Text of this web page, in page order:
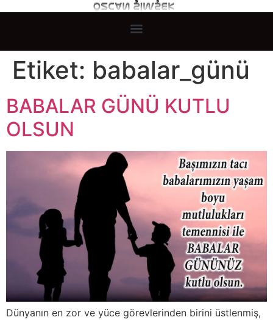
Etiket: babalar_günü
BABALAR GÜNÜ KUTLU
OLSUN
Dünyanın en zor ve yüce görevlerinden birini üstlenmiş,